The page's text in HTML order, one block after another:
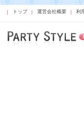
トップ 運営会社概要 利